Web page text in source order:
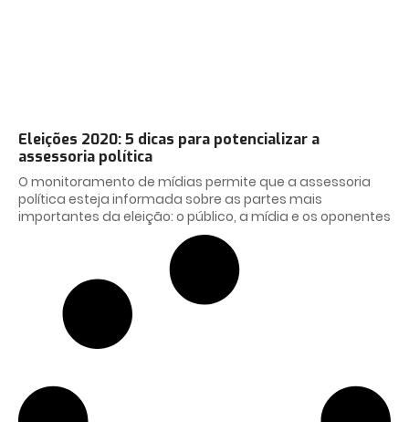
Eleições 2020: 5 dicas para potencializar a
assessoria política
O monitoramento de mídias permite que a assessoria
política esteja informada sobre as partes mais
importantes da eleição: o público, a mídia e os oponentes